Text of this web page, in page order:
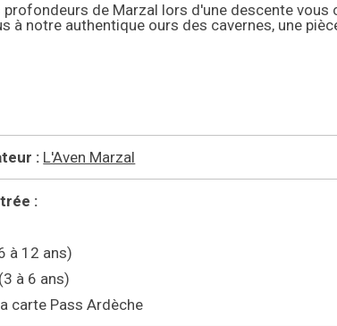
de Marzal lors d'une descente
à notre authentique ours des cavernes, une
: L'Aven Marzal
:
à 12 ans)
à 6 ans)
carte Pass Ardèche